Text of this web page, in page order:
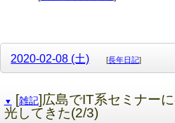
2020-02-08 (土) [長年日記]
▼ [雑記]広島でIT系セミナー
光してきた(2/3)